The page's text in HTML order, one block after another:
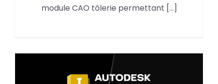
une mise à plat, puis
module CAO tôlerie permettant [...]